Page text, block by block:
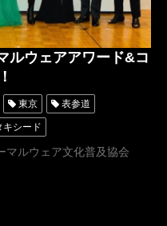
ルウェアアワード&コ
東京 表参道
キシード
人気
マルウェア文化普及協会